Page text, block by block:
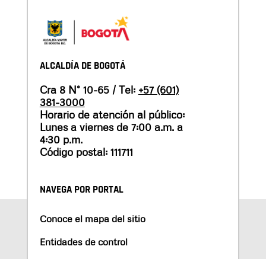
ALCALDÍA DE BOGOTÁ
Cra 8 N° 10-65 / Tel: +57 (601)
381-3000
Horario de atención al público:
Lunes a viernes de 7:00 a.m. a
4:30 p.m.
Código postal: 111711
NAVEGA POR PORTAL
Conoce el mapa del sitio
Entidades de control